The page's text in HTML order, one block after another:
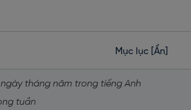
Mục lục [Ẩn]
tháng năm trong tiếng Anh
tuần